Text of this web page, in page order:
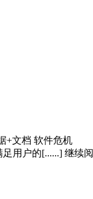
+文档 软件危机
用户的[......] 继续阅